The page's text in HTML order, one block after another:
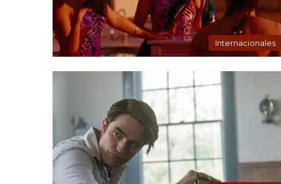
Internacionales